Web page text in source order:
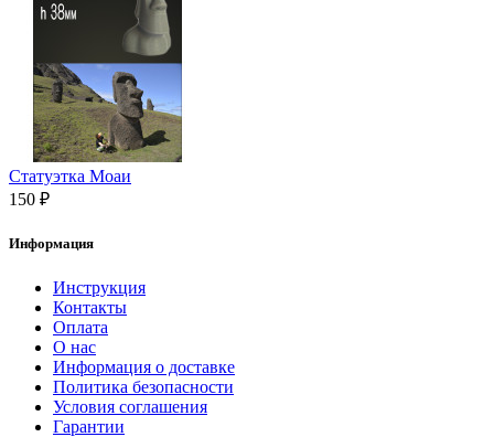
Статуэтка Моаи
150 ₽
Информация
Инструкция
Контакты
Оплата
О нас
Информация о доставке
Политика безопасности
Условия соглашения
Гарантии